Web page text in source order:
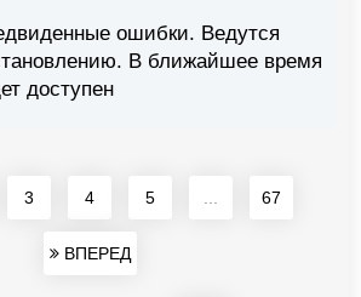
ошибки. Ведутся
В ближайшее время
доступен
3 4 5 67
ВПЕРЕД